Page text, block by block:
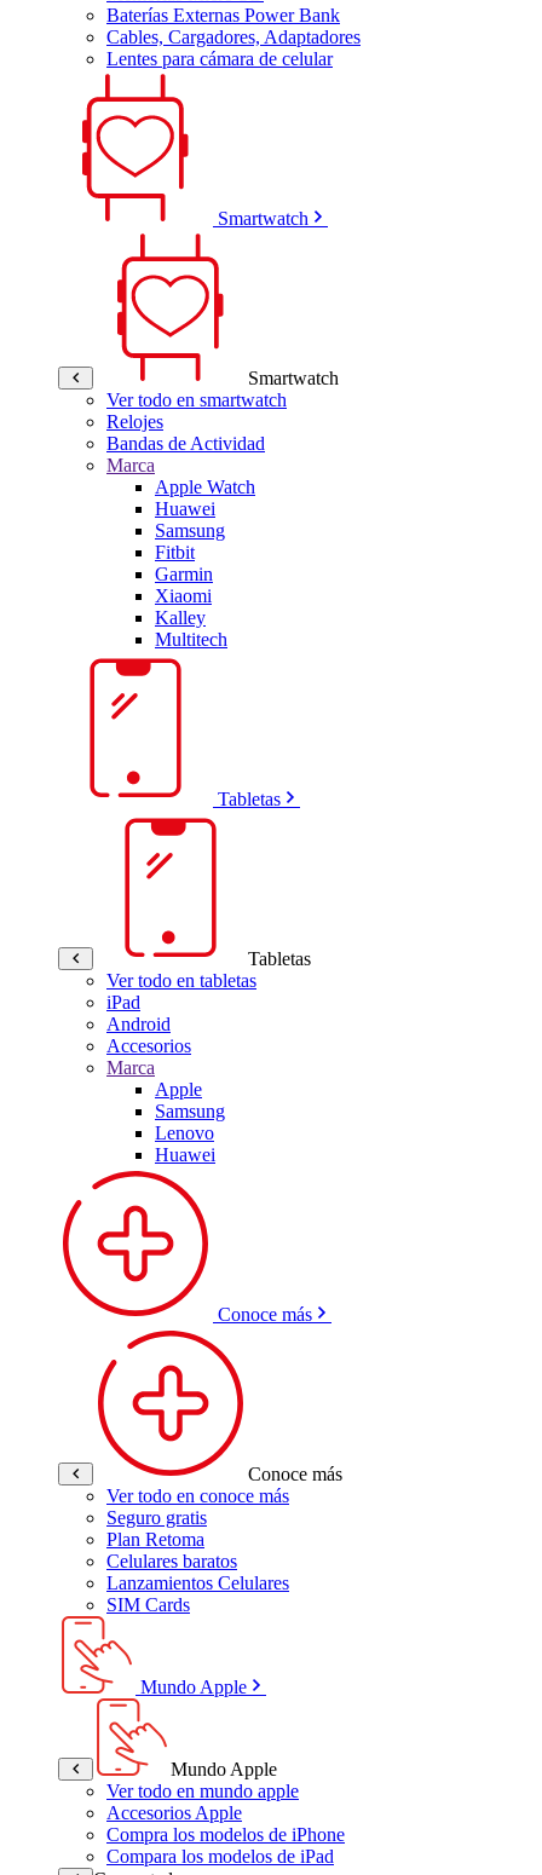
Baterías Externas Power Bank
Cables, Cargadores, Adaptadores
Lentes para cámara de celular
Smartwatch
Smartwatch
Ver todo en smartwatch
Relojes
Bandas de Actividad
Marca
Apple Watch
Huawei
Samsung
Fitbit
Garmin
Xiaomi
Kalley
Multitech
Tabletas
Tabletas
Ver todo en tabletas
iPad
Android
Accesorios
Marca
Apple
Samsung
Lenovo
Huawei
Conoce más
Conoce más
Ver todo en conoce más
Seguro gratis
Plan Retoma
Celulares baratos
Lanzamientos Celulares
SIM Cards
Mundo Apple
Mundo Apple
Ver todo en mundo apple
Accesorios Apple
Compra los modelos de iPhone
Compara los modelos de iPad